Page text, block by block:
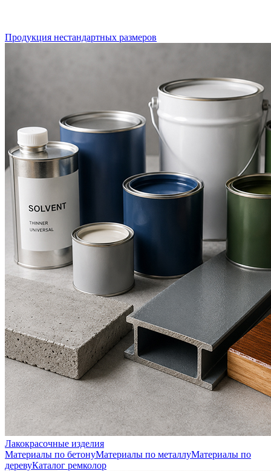
Продукция нестандартных размеров
Лакокрасочные изделия
Материалы по бетонуМатериалы по металлуМатериалы по
деревуКаталог ремколор